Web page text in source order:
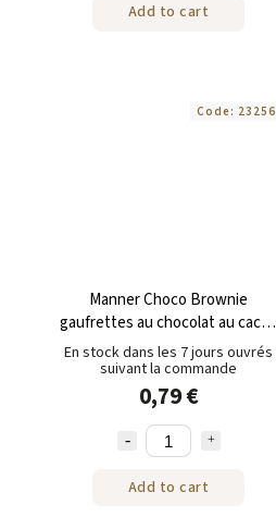
Add to cart
Manner Choco Brownie
gaufrettes au chocolat au cacao
75g
En stock dans les 7 jours ouvrés
suivant la commande
0,79 €
Add to cart
Code: 23256